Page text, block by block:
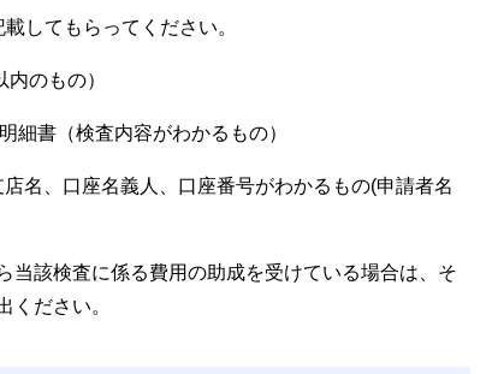
してもらってください。
のもの）
細書（検査内容がわかるもの）
名、口座名義人、口座番号がわかるもの(申請者名
該検査に係る費用の助成を受けている場合は、そ
ください。